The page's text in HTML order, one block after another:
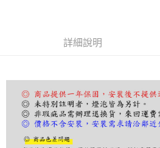
AFTEE先享後付是「在收到商品之後才付款
３．安心：先確認商品／服務後，再付款。
【「AFTEE先享後付」結帳流程】
１．於結帳方式選擇「AFTEE先享後付」後
２．訂單成立數日內，您將收到繳費通知簡訊
宅配
每筆NT$180，滿NT$5,000(含以上)免
詳細說明